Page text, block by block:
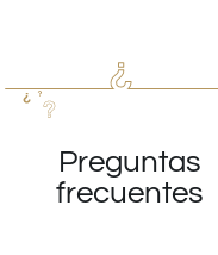
Preguntas
frecuentes